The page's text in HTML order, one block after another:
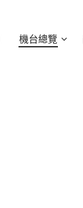
機台總覽